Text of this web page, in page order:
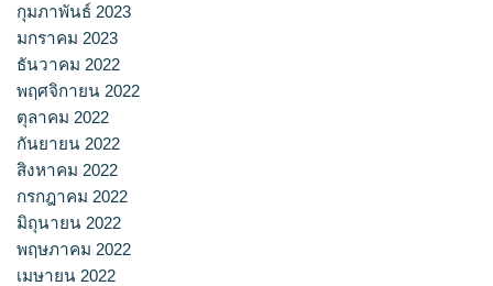
กุมภาพันธ์ 2023
มกราคม 2023
ธันวาคม 2022
พฤศจิกายน 2022
ตุลาคม 2022
กันยายน 2022
สิงหาคม 2022
กรกฎาคม 2022
มิถุนายน 2022
พฤษภาคม 2022
เมษายน 2022